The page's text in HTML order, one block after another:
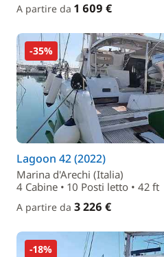
A partire da 1 609 €
-35%
Lagoon 42 (2022)
Marina d'Arechi (Italia)
4 Cabine • 10 Posti letto • 42 ft
A partire da 3 226 €
-18%